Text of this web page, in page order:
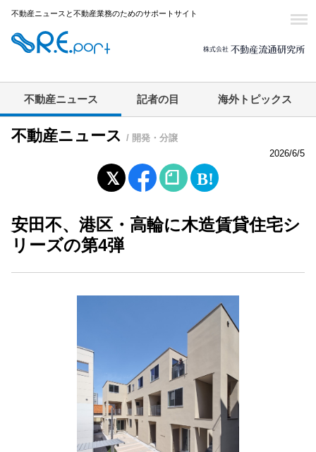
不動産ニュースと不動産業務のためのサポートサイト
不動産ニュース 記者の目 海外トピックス
不動産ニュース / 開発・分譲
2026/6/5
安田不、港区・高輪に木造賃貸住宅シ
リーズの第4弾